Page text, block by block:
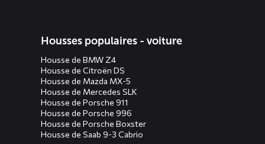
Housses populaires - voiture
Housse de BMW Z4
Housse de Citroën DS
Housse de Mazda MX-5
Housse de Mercedes SLK
Housse de Porsche 911
Housse de Porsche 996
Housse de Porsche Boxster
Housse de Saab 9-3 Cabrio